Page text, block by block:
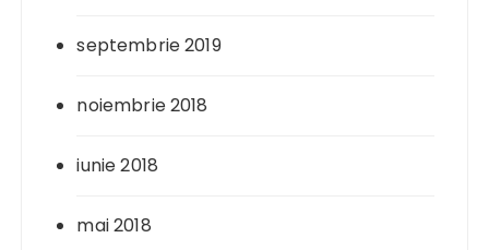
septembrie 2019
noiembrie 2018
iunie 2018
mai 2018